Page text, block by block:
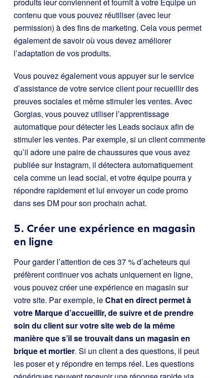
contenu que vous pouvez réutiliser (avec leur
permission) à des fins de marketing. Cela vous permet
également de savoir où vous devez améliorer
l’adaptation de vos produits.
Vous pouvez également vous appuyer sur le service
d’assistance de votre service client pour recueillir des
preuves sociales et même stimuler les ventes. Avec
Gorgias, vous pouvez utiliser l’apprentissage
automatique pour détecter les Leads sociaux afin de
stimuler les ventes. Par exemple, si un client commente
qu’il adore une paire de chaussures que vous avez
publiée sur Instagram, il détectera automatiquement
cela comme un lead social, et votre équipe pourra y
répondre rapidement et lui envoyer un code promo
dans ses DM pour son prochain achat.
5. Créer une expérience en magasin
en ligne
Pour garder l’attention de ces 37 % d’acheteurs qui
préfèrent continuer vos achats uniquement en ligne,
vous pouvez créer une expérience en magasin sur
votre site. Par exemple, leChat en direct permet à
votre Marque d’accueillir, de suivre et de prendre
soin du client sur votre site web de la même
manière que s’il se trouvait dans un magasin en
brique et mortier. Si un client a des questions, il peut
les poser et y répondre en temps réel. Les questions